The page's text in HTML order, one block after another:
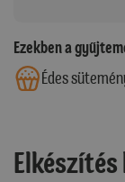
Ezekben a
Édes